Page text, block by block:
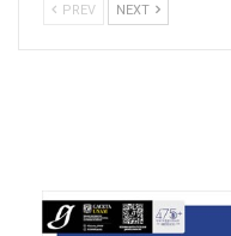
PREV NEXT